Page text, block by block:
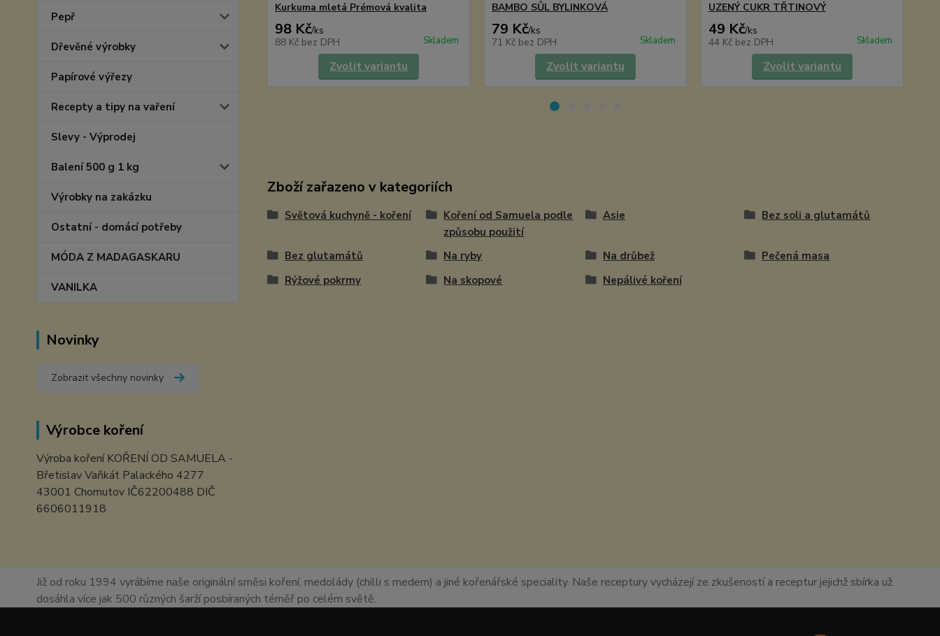
Pepř
Dřevěné výrobky
Papírové výřezy
Recepty a tipy na vaření
Slevy - Výprodej
Balení 500 g 1 kg
Výrobky na zakázku
Ostatní - domácí potřeby
MÓDA Z MADAGASKARU
VANILKA
Novinky
Zobrazit všechny novinky
Výrobce koření
Výroba koření KOŘENÍ OD SAMUELA -
Břetislav Vaňkát Palackého 4277
43001 Chomutov IČ62200488 DIČ
6606011918
Kurkuma mletá Prémová kvalita
98 Kč/ks
88 Kč bez DPH Skladem
Zvolit variantu
BAMBO SŮL BYLINKOVÁ
79 Kč/ks
71 Kč bez DPH Skladem
Zvolit variantu
UZENÝ CUKR TŘTINOVÝ
49 Kč/ks
44 Kč bez DPH Skladem
Zvolit variantu
Zboží zařazeno v kategoriích
Světová kuchyně - koření
Koření od Samuela podle
způsobu použití
Asie Bez soli a glutamátů
Bez glutamátů Na ryby Na drůbež
Pečená masa
Rýžové pokrmy
Na skopové Nepálivé koření
Již od roku 1994 vyrábíme naše originální směsi koření, medolády (chilli s medem) a jiné kořenářské speciality. Naše receptury vycházejí ze zkušeností a receptur jejichž sbírka už
dosáhla více jak 500 různých šarží posbíraných téměř po celém světě.